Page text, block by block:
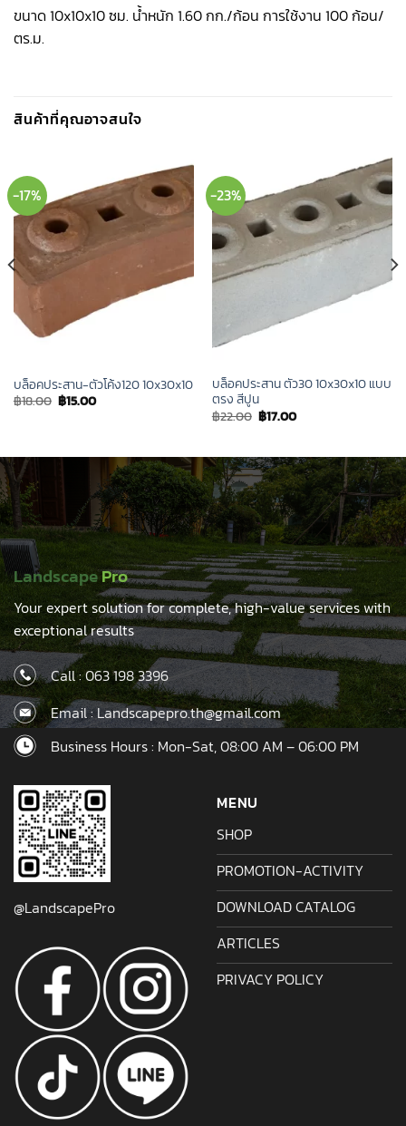
ขนาด 10x10x10 ซม. น้ำหนัก 1.60 กก./ก้อน การใช้งาน 100 ก้อน/
ตร.ม.
สินค้าที่คุณอาจสนใจ
-17%
บล็อคประสาน-ตัวโค้ง120 10x30x10
฿18.00 Original
price
฿15.00Current
-23%
บล็อคประสาน ตัว30 10x30x10 แบบ
ตรง สีปูน
฿22.00 Original
price
฿17.00Current
price
LandscapePro
Your expert solution for complete, high-value services with
exceptional results
Call :063 198 3396
Email : Landscapepro.th@gmail.com
Business Hours : Mon-Sat, 08:00 AM – 06:00 PM
@LandscapePro
MENU
SHOP
PROMOTION-ACTIVITY
DOWNLOAD CATALOG
ARTICLES
PRIVACY POLICY